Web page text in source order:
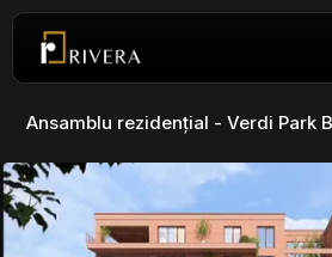
Ansamblu rezidențial - Verdi Park